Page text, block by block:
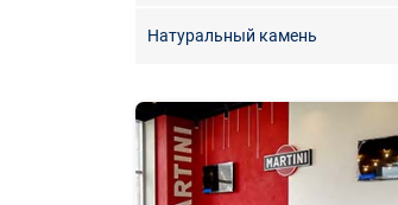
Натуральный камень